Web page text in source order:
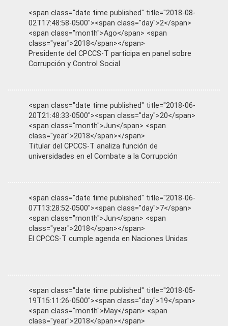
<span class="date time published" title="2018-08-
02T17:48:58-0500"><span class="day">2</span>
<span class="month">Ago</span> <span
class="year">2018</span></span>
Presidente del CPCCS-T participa en panel sobre
Corrupción y Control Social
<span class="date time published" title="2018-06-
20T21:48:33-0500"><span class="day">20</span>
<span class="month">Jun</span> <span
class="year">2018</span></span>
Titular del CPCCS-T analiza función de
universidades en el Combate a la Corrupción
<span class="date time published" title="2018-06-
07T13:28:52-0500"><span class="day">7</span>
<span class="month">Jun</span> <span
class="year">2018</span></span>
El CPCCS-T cumple agenda en Naciones Unidas
<span class="date time published" title="2018-05-
19T15:11:26-0500"><span class="day">19</span>
<span class="month">May</span> <span
class="year">2018</span></span>